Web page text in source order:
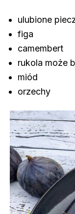
ulubione
figa
camembert
rukola może
miód
orzechy